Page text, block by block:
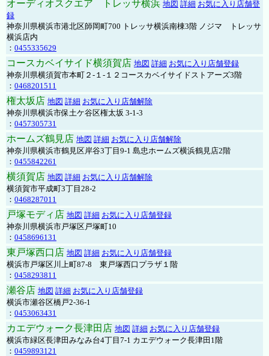
オーディオスクエア トレッサ横浜 地図 詳細 お気に入り店舗登
録
神奈川県横浜市港北区師岡町700 トレッサ横浜南棟3階 ノジマ トレッサ
横浜店内
： 0455335629
コースカベイサイド横須賀店 地図 詳細 お気に入り店舗登録
神奈川県横須賀市本町２-１-１２コースカベイサイドストアーズ3階
： 0468201511
権太坂店 地図 詳細 お気に入り店舗解除
神奈川県横浜市保土ケ谷区権太坂 3-1-3
： 0457305731
ホームズ鶴見店 地図 詳細 お気に入り店舗解除
神奈川県横浜市鶴見区岸谷3丁目9-1 島忠ホームズ横浜鶴見店2階
： 0455842261
横須賀店 地図 詳細 お気に入り店舗解除
横須賀市平成町3丁目28-2
： 0468287011
戸塚モディ店 地図 詳細 お気に入り店舗登録
神奈川県横浜市戸塚区戸塚町10
： 0458696131
東戸塚西口店 地図 詳細 お気に入り店舗登録
横浜市戸塚区川上町87-8 東戸塚西口プラザ１階
： 0458293811
瀬谷店 地図 詳細 お気に入り店舗登録
横浜市瀬谷区橋戸2-36-1
： 0453063431
カエデウォーク長津田店 地図 詳細 お気に入り店舗登録
横浜市緑区長津田みなみ台4丁目7-1 カエデウォーク長津田1階
： 0459893121